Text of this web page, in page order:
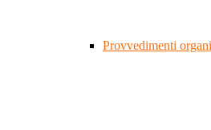
Provvedimenti